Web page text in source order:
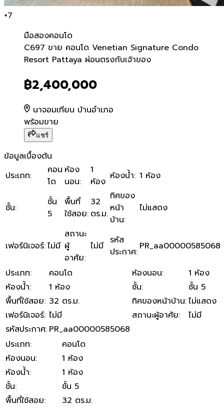
+7
มือสองคอนโด
C697 ขาย คอนโด
C697 ขาย คอนโด Venetian Signature Condo
Resort Pattaya ผ่อนตรงกับเจ้าของ
฿2,400,000
นาจอมเทียน บ้านอำเภอ
พร้อมขาย
แชร์
ข้อมูลเบื้องต้น
ประเภท:
คอน
โด
ห้อง
นอน:
1
ห้อง ห้องน้ำ: 1 ห้อง
ชั้น:
ชั้น
5
พื้นที่
ใช้สอย:
32
ตร.ม.
ทิศของ
หน้า
บ้าน:
ไม่แสดง
เฟอร์นิเจอร์:ไม่มี
สถานะ
ผู้
อาศัย:
ไม่มี รหัส
ประกาศ: PR_aa00000585068
ประเภท: คอนโด ห้องนอน:
1 ห้อง
ห้องน้ำ: 1 ห้อง ชั้น:
ชั้น 5
พื้นที่ใช้สอย: 32 ตร.ม. ทิศของหน้าบ้าน:ไม่แสดง
เฟอร์นิเจอร์: ไม่มี สถานะผู้อาศัย:
ไม่มี
รหัสประกาศ: PR_aa00000585068
ประเภท:
คอนโด
ห้องนอน:
1 ห้อง
ห้องน้ำ:
1 ห้อง
ชั้น:
ชั้น 5
พื้นที่ใช้สอย:
32 ตร.ม.